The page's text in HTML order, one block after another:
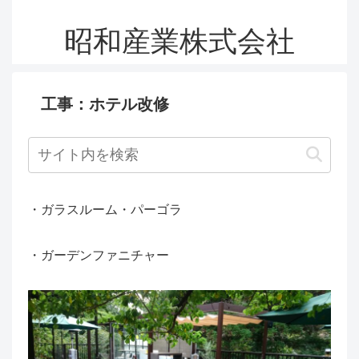
昭和産業株式会社
工事：ホテル改修
・ガラスルーム・パーゴラ
・ガーデンファニチャー